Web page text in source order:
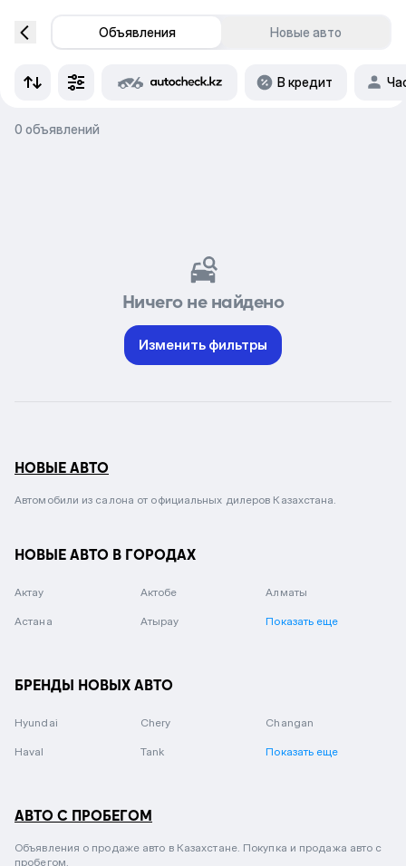
Объявления Новые авто
В кредит
0 объявлений
Ничего не найдено
Изменить фильтры
НОВЫЕ АВТО
Автомобили из салона от официальных дилеров Казахстана.
НОВЫЕ АВТО В ГОРОДАХ
Актау Актобе Алматы
Астана Атырау Показать еще
БРЕНДЫ НОВЫХ АВТО
Hyundai Chery Changan
Haval Tank Показать еще
АВТО С ПРОБЕГОМ
Объявления о продаже авто в Казахстане. Покупка и продажа авто с
пробегом.